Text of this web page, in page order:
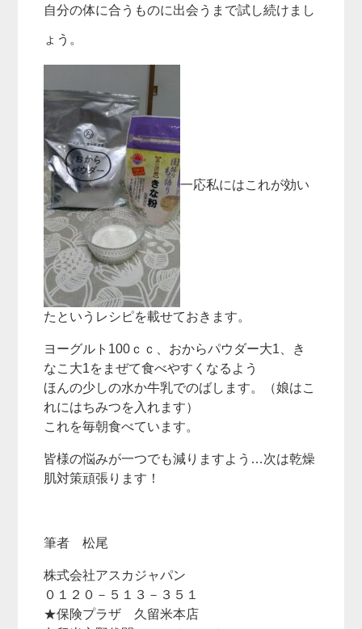
自分の体に合うものに出会うまで試し続けまし
ょう。
一応私にはこれが効い
たというレシピを載せておきます。
ヨーグルト100ｃｃ、おからパウダー大1、き
なこ大1をまぜて食べやすくなるよう
ほんの少しの水か牛乳でのばします。（娘はこ
れにはちみつを入れます）
これを毎朝食べています。
皆様の悩みが一つでも減りますよう…次は乾燥
肌対策頑張ります！
筆者 松尾
株式会社アスカジャパン
０１２０－５１３－３５１
★保険プラザ 久留米本店